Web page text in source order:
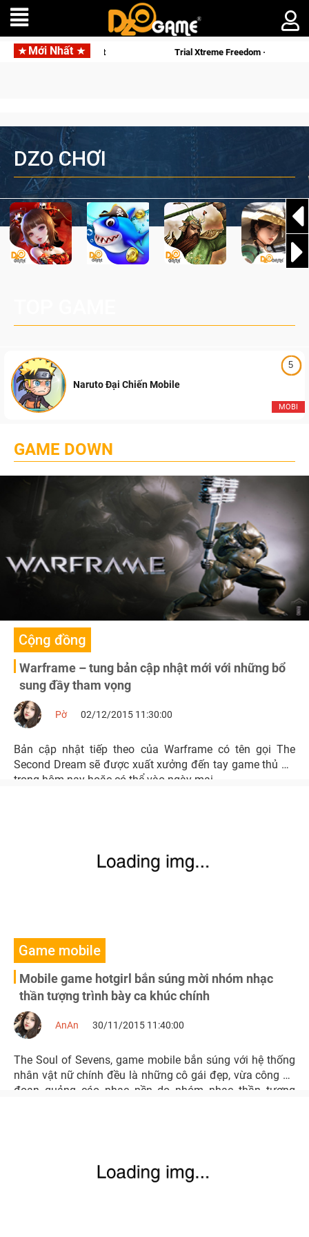
Mới Nhất
lịch sử khốc liệt Trial Xtreme Freedom – Game đua xe mô
DZO CHƠI
5
MOBI
Naruto Đại Chiến Mobile
GAME DOWN
Cộng đồng
Warframe – tung bản cập nhật mới với những bổ
sung đầy tham vọng
Pờ 02/12/2015 11:30:00
Bản cập nhật tiếp theo của Warframe có tên gọi The
Second Dream sẽ được xuất xưởng đến tay game thủ PC
trong hôm nay hoặc có thể vào ngày mai
Game mobile
Mobile game hotgirl bắn súng mời nhóm nhạc
thần tượng trình bày ca khúc chính
AnAn 30/11/2015 11:40:00
The Soul of Sevens, game mobile bắn súng với hệ thống
nhân vật nữ chính đều là những cô gái đẹp, vừa công bố
đoạn quảng cáo nhạc nền do nhóm nhạc thần tượng